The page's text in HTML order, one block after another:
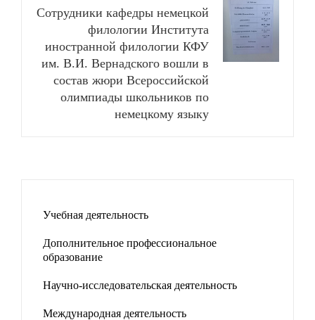
Сотрудники кафедры немецкой
филологии Института
иностранной филологии КФУ
им. В.И. Вернадского вошли в
состав жюри Всероссийской
олимпиады школьников по
немецкому языку
Учебная деятельность
Дополнительное профессиональное
образование
Научно-исследовательская деятельность
Международная деятельность